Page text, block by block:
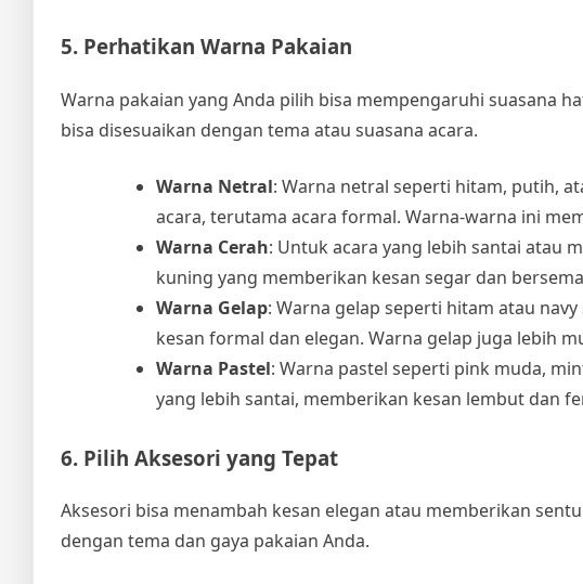
5. Perhatikan Warna Pakaian
Warna pakaian yang Anda pilih bisa mempengaruhi suasana
bisa disesuaikan dengan tema atau suasana acara.
Warna Netral: Warna netral seperti hitam, putih,
acara, terutama acara formal. Warna-warna ini
Warna Cerah: Untuk acara yang lebih santai atau
kuning yang memberikan kesan segar dan
Warna Gelap: Warna gelap seperti hitam atau
kesan formal dan elegan. Warna gelap juga lebih
Warna Pastel: Warna pastel seperti pink muda,
yang lebih santai, memberikan kesan lembut dan
6. Pilih Aksesori yang Tepat
Aksesori bisa menambah kesan elegan atau memberikan
dengan tema dan gaya pakaian Anda.